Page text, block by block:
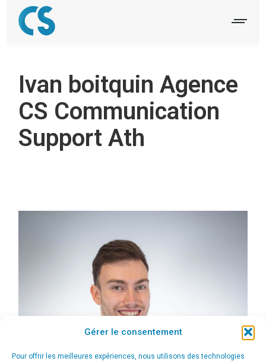
Gérer le consentement
Pour offrir les meilleures expériences, nous utilisons des technologies
Ivan boitquin Agence
CS Communication
Support Ath